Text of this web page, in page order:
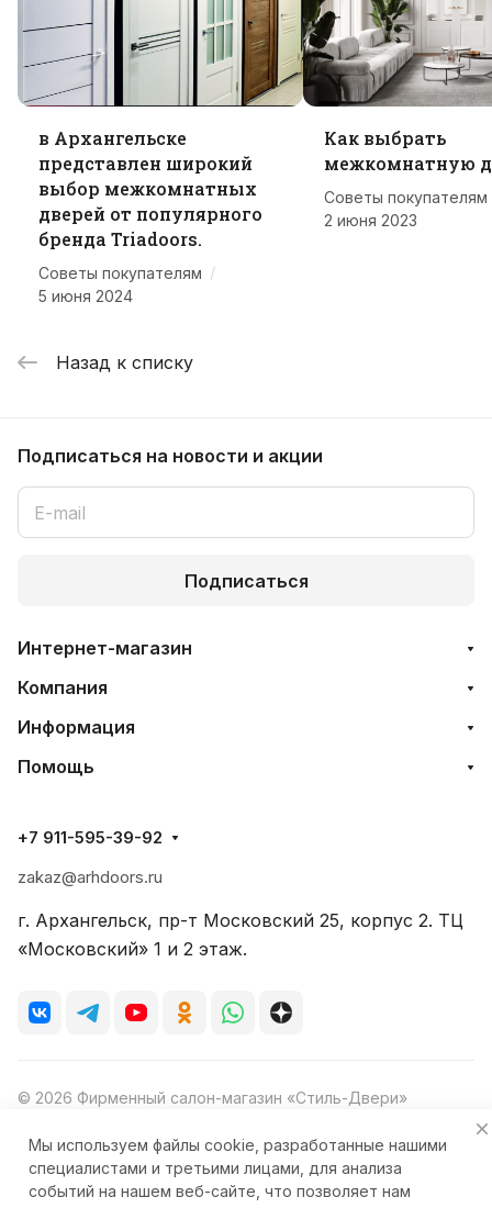
в Архангельске
представлен широкий
выбор межкомнатных
дверей от популярного
бренда Triadoors.
Советы покупателям /
5 июня 2024
Как выбрать
межкомнатную
Советы покупателям
2 июня 2023
Назад к списку
Подписаться на новости и акции
Подписаться
Интернет-магазин
Компания
Информация
Помощь
+7 911-595-39-92
zakaz@arhdoors.ru
г. Архангельск, пр-т Московский 25, корпус 2. ТЦ
«Московский» 1 и 2 этаж.
© 2026 Фирменный салон-магазин «Стиль-Двери»
Конфиденциальность Ответственность
Мы используем файлы cookie, разработанные нашими
специалистами и третьими лицами, для анализа
событий на нашем веб-сайте, что позволяет нам